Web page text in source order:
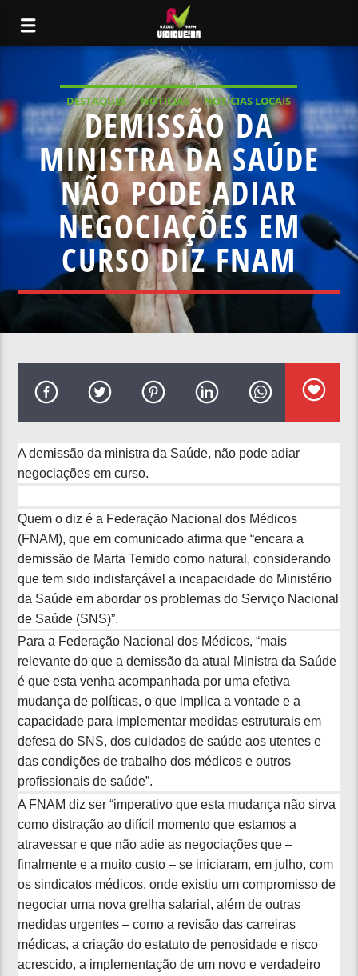
DESTAQUES NOTICIAS
NOTÍCIAS LOCAIS
NOTÍCIAS NACIONAIS
DEMISSÃO DA
MINISTRA DA SAÚDE
NÃO PODE ADIAR
NEGOCIAÇÕES EM
CURSO DIZ FNAM
A demissão da ministra da Saúde, não pode adiar
negociações em curso.
Quem o diz é a Federação Nacional dos Médicos
(FNAM), que em comunicado afirma que “encara a
demissão de Marta Temido como natural, considerando
que tem sido indisfarçável a incapacidade do Ministério
da Saúde em abordar os problemas do Serviço Nacional
de Saúde (SNS)”.
Para a Federação Nacional dos Médicos, “mais
relevante do que a demissão da atual Ministra da Saúde
é que esta venha acompanhada por uma efetiva
mudança de políticas, o que implica a vontade e a
capacidade para implementar medidas estruturais em
defesa do SNS, dos cuidados de saúde aos utentes e
das condições de trabalho dos médicos e outros
profissionais de saúde”.
A FNAM diz ser “imperativo que esta mudança não sirva
como distração ao difícil momento que estamos a
atravessar e que não adie as negociações que –
finalmente e a muito custo – se iniciaram, em julho, com
os sindicatos médicos, onde existiu um compromisso de
negociar uma nova grelha salarial, além de outras
medidas urgentes – como a revisão das carreiras
médicas, a criação do estatuto de penosidade e risco
acrescido, a implementação de um novo e verdadeiro